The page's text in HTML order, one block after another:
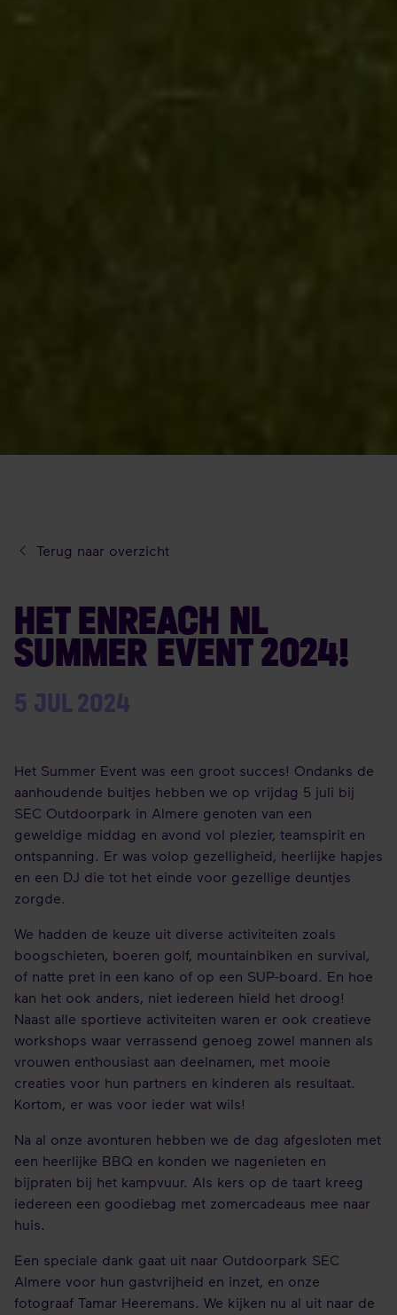
Terug naar overzicht
HET ENREACH NL
SUMMER EVENT 2024!
5 JUL 2024
Het Summer Event was een groot succes! Ondanks de
aanhoudende buitjes hebben we op vrijdag 5 juli bij
SEC Outdoorpark in Almere genoten van een
geweldige middag en avond vol plezier, teamspirit en
ontspanning. Er was volop gezelligheid, heerlijke hapjes
en een DJ die tot het einde voor gezellige deuntjes
zorgde.
We hadden de keuze uit diverse activiteiten zoals
boogschieten, boeren golf, mountainbiken en survival,
of natte pret in een kano of op een SUP-board. En hoe
kan het ook anders, niet iedereen hield het droog!
Naast alle sportieve activiteiten waren er ook creatieve
workshops waar verrassend genoeg zowel mannen als
vrouwen enthousiast aan deelnamen, met mooie
creaties voor hun partners en kinderen als resultaat.
Kortom, er was voor ieder wat wils!
Na al onze avonturen hebben we de dag afgesloten met
een heerlijke BBQ en konden we nagenieten en
bijpraten bij het kampvuur. Als kers op de taart kreeg
iedereen een goodiebag met zomercadeaus mee naar
huis.
Een speciale dank gaat uit naar Outdoorpark SEC
Almere voor hun gastvrijheid en inzet, en onze
fotograaf Tamar Heeremans. We kijken nu al uit naar de